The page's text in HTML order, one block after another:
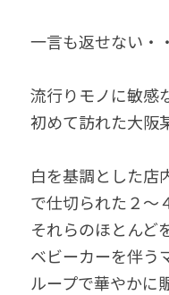
一言も返せない・
流行りモノに敏感
初めて訪れた大阪
白を基調とした店
で仕切られた２〜
それらのほとんど
ベビーカーを伴う
ループで華やかに